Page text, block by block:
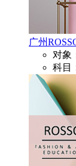
广州
对象
科目